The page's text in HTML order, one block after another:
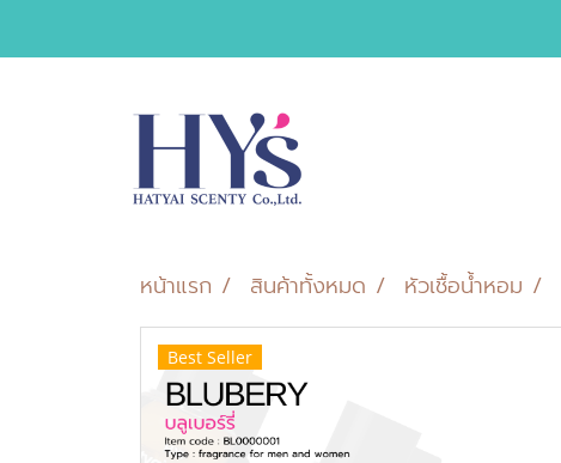
หน้าแรก สินค้าทั้งหมด หัวเชื้อน้ำหอม
Best Seller